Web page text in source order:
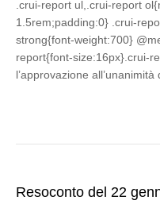
.crui-report ul,.crui-report
1.5rem;padding:0} .crui-
strong{font-weight:700}
report{font-size:16px}.crui-
l’approvazione
Resoconto del 22